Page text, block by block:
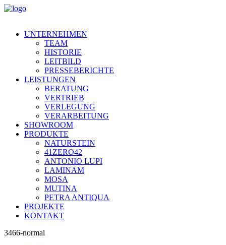
UNTERNEHMEN
TEAM
HISTORIE
LEITBILD
PRESSEBERICHTE
LEISTUNGEN
BERATUNG
VERTRIEB
VERLEGUNG
VERARBEITUNG
SHOWROOM
PRODUKTE
NATURSTEIN
41ZERO42
ANTONIO LUPI
LAMINAM
MOSA
MUTINA
PETRA ANTIQUA
PROJEKTE
KONTAKT
3466-normal